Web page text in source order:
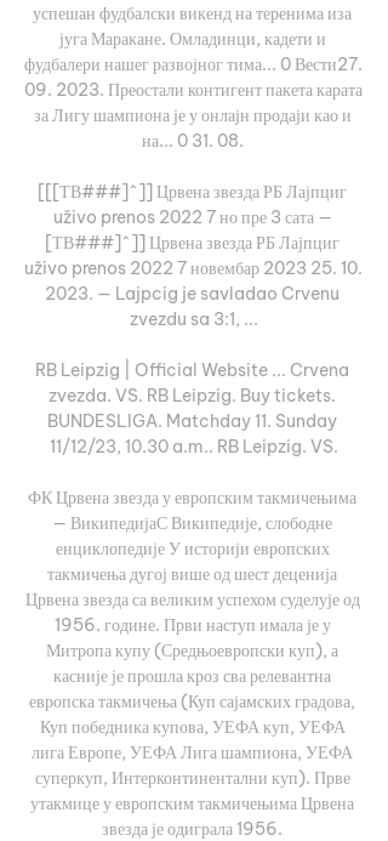
успешан фудбалски викенд на теренима иза
југа Маракане. Омладинци, кадети и
фудбалери нашег развојног тима... 0 Вести27.
09. 2023. Преостали контигент пакета карата
за Лигу шампиона је у онлајн продаји као и
на... 0 31. 08.
[[[ТВ###]^]] Црвена звезда РБ Лајпциг
uživo prenos 2022 7 но пре 3 сата —
[ТВ###]^]] Црвена звезда РБ Лајпциг
uživo prenos 2022 7 новембар 2023 25. 10.
2023. — Lajpcig je savladao Crvenu
zvezdu sa 3:1, ...
RB Leipzig | Official Website ... Crvena
zvezda. VS. RB Leipzig. Buy tickets.
BUNDESLIGA. Matchday 11. Sunday
11/12/23, 10.30 a.m.. RB Leipzig. VS.
ФК Црвена звезда у европским такмичењима
— ВикипедијаС Википедије, слободне
енциклопедије У историји европских
такмичења дугој више од шест деценија
Црвена звезда са великим успехом суделује од
1956. године. Први наступ имала је у
Митропа купу (Средњоевропски куп), а
касније је прошла кроз сва релевантна
европска такмичења (Куп сајамских градова,
Куп победника купова, УЕФА куп, УЕФА
лига Европе, УЕФА Лига шампиона, УЕФА
суперкуп, Интерконтинентални куп). Прве
утакмице у европским такмичењима Црвена
звезда је одиграла 1956.